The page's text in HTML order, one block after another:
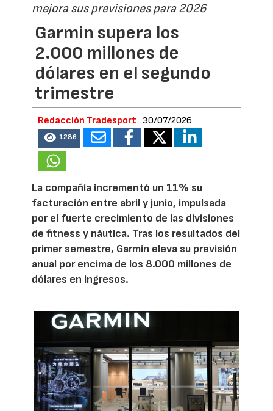
mejora sus previsiones para 2026
Garmin supera los
2.000 millones de
dólares en el segundo
trimestre
Redacción Tradesport 30/07/2026
1286
La compañía incrementó un 11% su
facturación entre abril y junio, impulsada
por el fuerte crecimiento de las divisiones
de fitness y náutica. Tras los resultados del
primer semestre, Garmin eleva su previsión
anual por encima de los 8.000 millones de
dólares en ingresos.